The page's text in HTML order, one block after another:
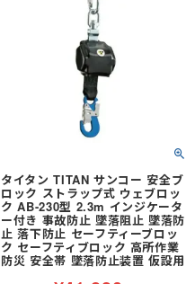
タイタン TITAN サンコー 安全ブ
ロック ストラップ式 ウェブロッ
ク AB-230型 2.3m インジケータ
ー付き 事故防止 墜落阻止 墜落防
止 落下防止 セーフティーブロッ
ク セーフティブロック 高所作業
防災 安全帯 墜落防止装置 仮設用